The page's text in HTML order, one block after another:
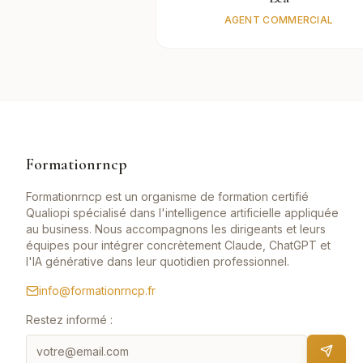
AGENT COMMERCIAL
Formationrncp
Formationrncp est un organisme de formation certifié
Qualiopi spécialisé dans l'intelligence artificielle appliquée
au business. Nous accompagnons les dirigeants et leurs
équipes pour intégrer concrètement Claude, ChatGPT et
l'IA générative dans leur quotidien professionnel.
info@formationrncp.fr
Restez informé :